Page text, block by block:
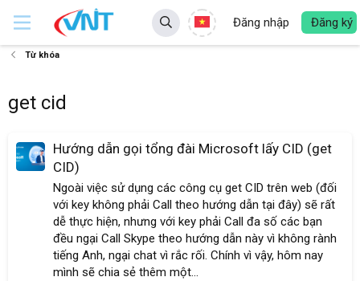
Đăng nhập Đăng ký
Từ khóa
get cid
Hướng dẫn gọi tổng đài Microsoft lấy CID (get
CID)
Ngoài việc sử dụng các công cụ get CID trên web (đối
với key không phải Call theo hướng dẫn tại đây) sẽ rất
dễ thực hiện, nhưng với key phải Call đa số các bạn
đều ngại Call Skype theo hướng dẫn này vì không rành
tiếng Anh, ngại chat vì rắc rối. Chính vì vậy, hôm nay
mình sẽ chia sẻ thêm một...